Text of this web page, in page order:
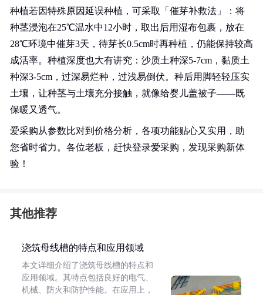
种植若因特殊原因延误种植，可采取「催芽补救法」：将
种茎浸泡在25℃温水中12小时，取出后用湿布包裹，放在
28℃环境中催芽3天，待芽长0.5cm时再种植，仍能保持较高
成活率。种植深度也大有讲究：沙质土种深5-7cm，黏质土
种深3-5cm，过深易烂种，过浅易倒伏。种后用脚轻轻压实
土壤，让种茎与土壤充分接触，就像给婴儿盖被子——既
保暖又透气。
爱采购从参数比对到价格分析，各项功能贴心又实用，助
您省时省力。各位老板，赶快登录爱采购，发现采购新体
验！
其他推荐
浇筑母线槽的特点和应用领域
本文详细介绍了浇筑母线槽的特点和
应用领域。其特点包括良好的电气、
机械、防火和防护性能。在应用上，